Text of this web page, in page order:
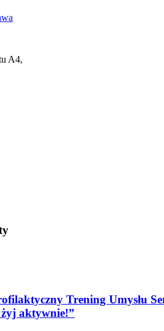
A4,
Trening Umysłu
aktywnie!”